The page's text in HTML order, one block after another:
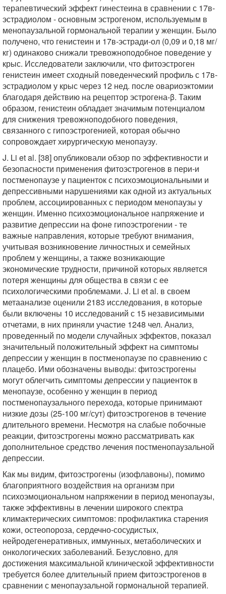
терапевтический эффект гинестеина в сравнении с 17в-
эстрадиолом - основным эстрогеном, используемым в
менопаузальной гормональной терапии у женщин. Было
получено, что генистеин и 17в-эстради-ол (0,09 и 0,18 мг/
кг) одинаково снижали тревожноподобное поведение у
крыс. Исследователи заключили, что фитоэстроген
генистеин имеет сходный поведенческий профиль с 17в-
эстрадиолом у крыс через 12 нед. после овариоэктомии
благодаря действию на рецептор эстрогена-β. Таким
образом, генистеин обладает значимым потенциалом
для снижения тревожноподобного поведения,
связанного с гипоэстрогенией, которая обычно
сопровождает хирургическую менопаузу.
J. Li et al. [38] опубликовали обзор по эффективности и
безопасности применения фитоэстрогенов в пери-и
постменопаузе у пациенток с психоэмоциональными и
депрессивными нарушениями как одной из актуальных
проблем, ассоциированных с периодом менопаузы у
женщин. Именно психоэмоциональное напряжение и
развитие депрессии на фоне гипоэстрогении - те
важные направления, которые требуют внимания,
учитывая возникновение личностных и семейных
проблем у женщины, а также возникающие
экономические трудности, причиной которых является
потеря женщины для общества в связи с ее
психологическими проблемами. J. Li et al. в своем
метаанализе оценили 2183 исследования, в которые
были включены 10 исследований с 15 независимыми
отчетами, в них приняли участие 1248 чел. Анализ,
проведенный по модели случайных эффектов, показал
значительный положительный эффект на симптомы
депрессии у женщин в постменопаузе по сравнению с
плацебо. Ими обозначены выводы: фитоэстрогены
могут облегчить симптомы депрессии у пациенток в
менопаузе, особенно у женщин в период
постменопаузального перехода, которые принимают
низкие дозы (25-100 мг/сут) фитоэстрогенов в течение
длительного времени. Несмотря на слабые побочные
реакции, фитоэстрогены можно рассматривать как
дополнительное средство лечения постменопаузальной
депрессии.
Как мы видим, фитоэстрогены (изофлавоны), помимо
благоприятного воздействия на организм при
психоэмоциональном напряжении в период менопаузы,
также эффективны в лечении широкого спектра
климактерических симптомов: профилактика старения
кожи, остеопороза, сердечно-сосудистых,
нейродегенеративных, иммунных, метаболических и
онкологических заболеваний. Безусловно, для
достижения максимальной клинической эффективности
требуется более длительный прием фитоэстрогенов в
сравнении с менопаузальной гормональной терапией.